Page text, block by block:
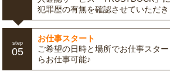
犯罪歴の有無を確認させていただき
step
05
お仕事スタート
ご希望の日時と場所でお仕事スタ
らお仕事可能♪